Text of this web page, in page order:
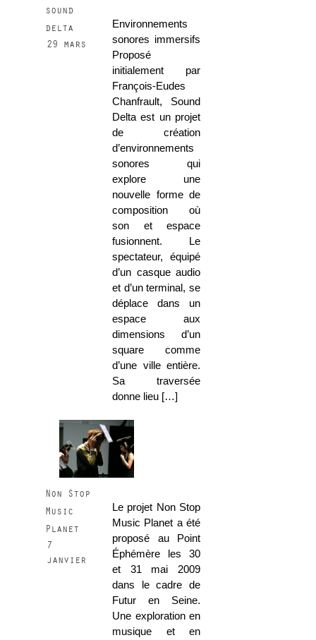
sound
delta
29 mars
Environnements
sonores immersifs
Proposé
initialement par
François-Eudes
Chanfrault, Sound
Delta est un projet
de création
d’environnements
sonores qui
explore une
nouvelle forme de
composition où
son et espace
fusionnent. Le
spectateur, équipé
d’un casque audio
et d’un terminal, se
déplace dans un
espace aux
dimensions d’un
square comme
d’une ville entière.
Sa traversée
donne lieu […]
Non Stop
Music
Planet
7
janvier
Le projet Non Stop
Music Planet a été
proposé au Point
Éphémère les 30
et 31 mai 2009
dans le cadre de
Futur en Seine.
Une exploration en
musique et en